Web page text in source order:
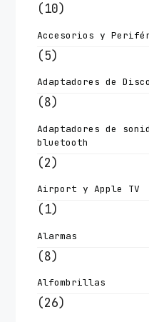
(10)
Accesorios y
(5)
Adaptadores de
(8)
Adaptadores de
bluetooth
(2)
Airport y Apple TV
(1)
Alarmas
(8)
Alfombrillas
(26)